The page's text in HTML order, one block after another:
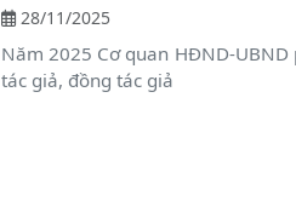
28/11/2025
Năm 2025 Cơ quan HĐND-
tác giả, đồng tác giả